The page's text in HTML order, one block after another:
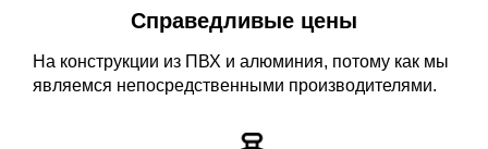
Справедливые цены
На конструкции из ПВХ и алюминия, потому как мы
являемся непосредственными производителями.